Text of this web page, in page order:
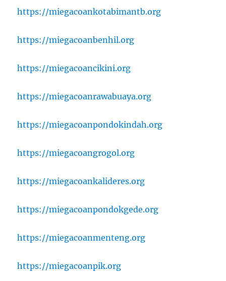
https://miegacoankotabimantb.org
https://miegacoanbenhil.org
https://miegacoancikini.org
https://miegacoanrawabuaya.org
https://miegacoanpondokindah.org
https://miegacoangrogol.org
https://miegacoankalideres.org
https://miegacoanpondokgede.org
https://miegacoanmenteng.org
https://miegacoanpik.org